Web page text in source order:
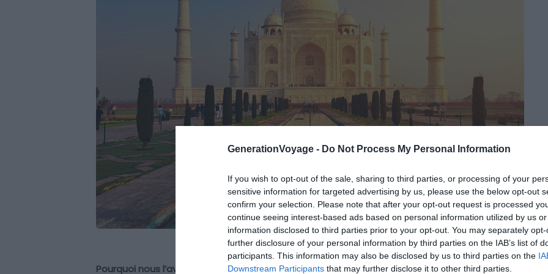
GenerationVoyage - Do Not Process My Personal Information
If you wish to opt-out of the sale, sharing to third parties, or processing of your
sensitive information for targeted advertising by us, please use the below opt-out
confirm your selection. Please note that after your opt-out request is processed
continue seeing interest-based ads based on personal information utilized by us
information disclosed to third parties prior to your opt-out. You may separately
further disclosure of your personal information by third parties on the IAB’s list of
participants. This information may also be disclosed by us to third parties on the
Downstream Participants that may further disclose it to other third parties.
Crédit photo : Shutterstock – YURY TARANIK
Pourquoi nous l’avons sélectionné :Le Taj Mahal, mausolée en marbre blanc symbole éternel